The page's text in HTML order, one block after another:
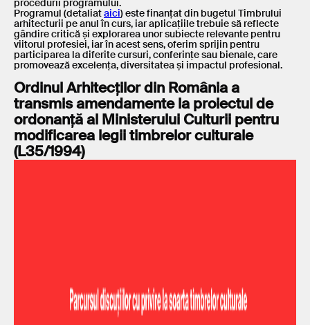
procedurii programului.
Programul (detaliataici) este finanțat din bugetul Timbrului
arhitecturii pe anul în curs, iar aplicațiile trebuie să reflecte
gândire critică și explorarea unor subiecte relevante pentru
viitorul profesiei, iar în acest sens, oferim sprijin pentru
participarea la diferite cursuri, conferințe sau bienale, care
promovează excelența, diversitatea și impactul profesional.
Ordinul Arhitecților din România a
transmis amendamente la proiectul de
ordonanță al Ministerului Culturii pentru
modificarea legii timbrelor culturale
(L35/1994)